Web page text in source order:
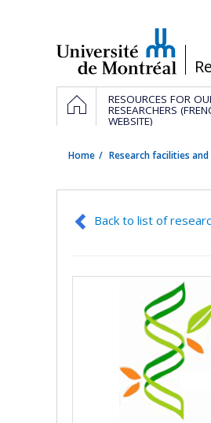
/
Navigation
principale
HOMERESOURCES FOR
RESEARCHERS
WEBSITE)
Home Research facilities
Back to list of